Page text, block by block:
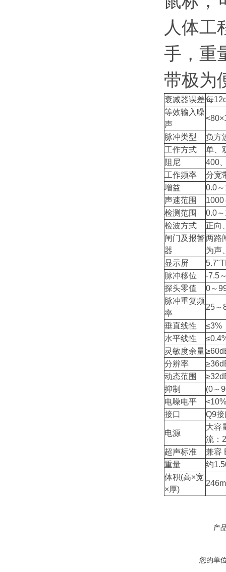
人体工
手，重
带极为
衰减器误差每
等效输入噪
声
脉冲类型
负方
工作方式
单、
阻尼
400
工作频率
分宽
增益
0.0
声速范围
1000
检测范围
0.0
检波方式
正向
闸门及报警
器
两路
为声
显示屏
脉冲移位
-7.5
探头零值
0～
脉冲重复频
率
25～
垂直线性
≤3%
水平线性
灵敏度余量
分辨率
动态范围
抑制
(0～
电噪电平
接口
Q9
电源
大容
流：
超声标准
兼容
重量
约
体积(高×宽
×厚)
产
您的单